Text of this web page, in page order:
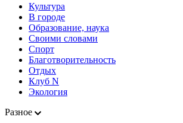
Культура
В городе
Образование, наука
Своими словами
Спорт
Благотворительность
Отдых
Клуб N
Экология
Разное